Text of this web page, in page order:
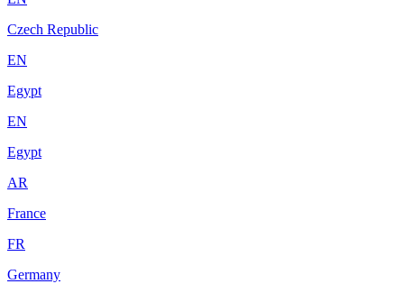
Czech Republic
EN
Egypt
EN
Egypt
AR
France
FR
Germany